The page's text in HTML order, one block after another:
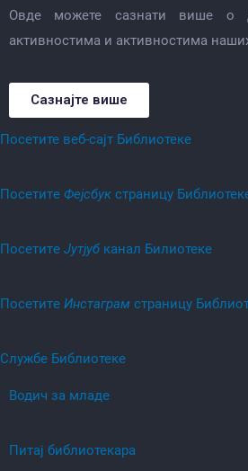
Овде можете сазнати више
активностима и активностима
Сазнајте више
Посетите веб-сајт Библиотеке
Посетитe Фејсбук страницу
Посетитe Јутјуб канал Билиотеке
Посетитe Инстаграм страницу
Службе Библиотеке
Водич за младе
Питај библиотекара